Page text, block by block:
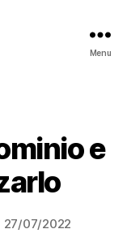
Menu
e
27/07/2022